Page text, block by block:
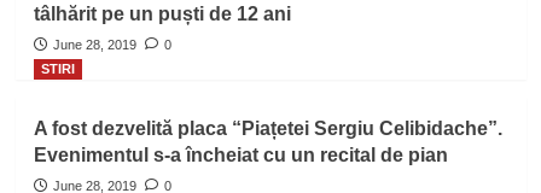
tâlhărit pe un puști de 12 ani
June 28, 2019
0
STIRI
A fost dezvelită placa “Piațetei Sergiu Celibidache”.
Evenimentul s-a încheiat cu un recital de pian
June 28, 2019
0